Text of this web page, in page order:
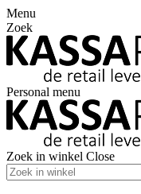
Menu
Zoek
Personal menu
Zoek in winkel Close